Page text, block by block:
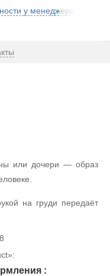
у менеджера!
или дочери — образ
на груди передаёт
: